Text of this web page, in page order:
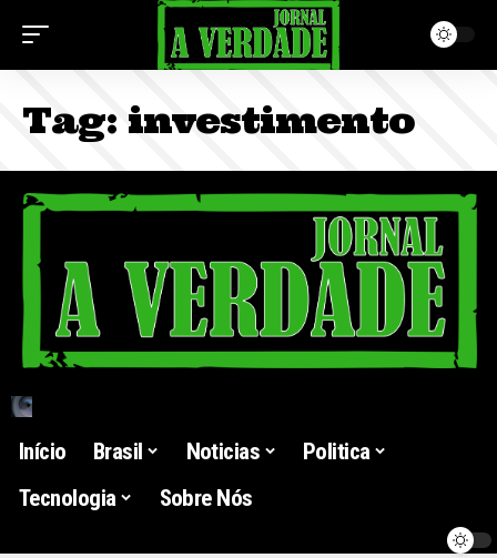
Tag: investimento
Início Brasil Noticias
Politica
Tecnologia
Sobre Nós